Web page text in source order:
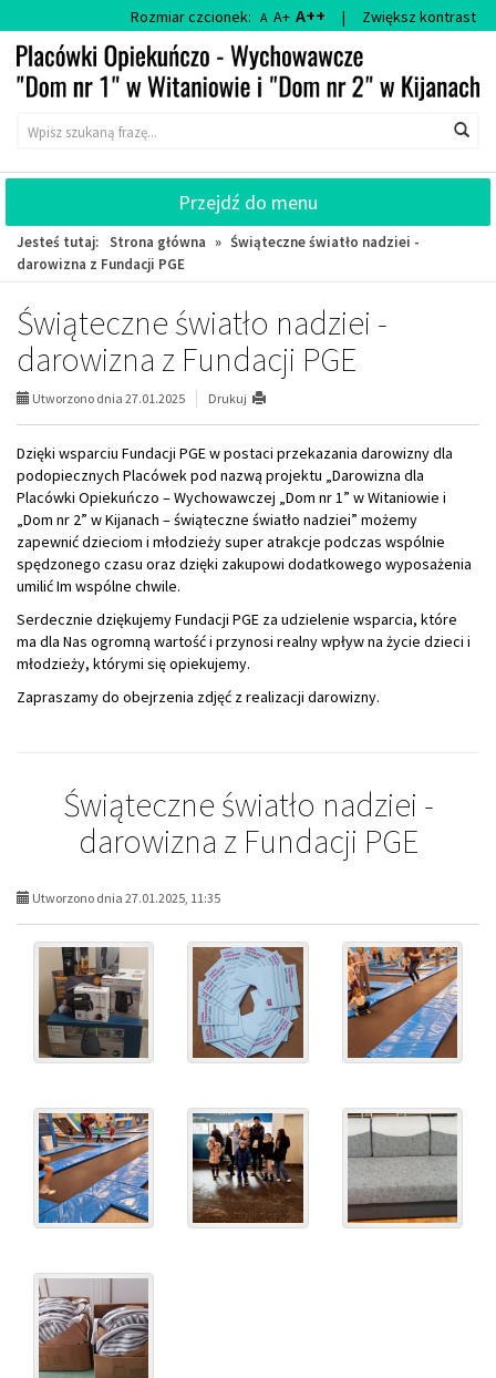
do
głównej
treści
do
wyszukiwarki
Rozmiar czcionek: A A+ A++ | Zwiększ kontrast
Wyszukiwarka
Przejdź do menu
Jesteś tutaj: Strona główna » Świąteczne światło nadziei -
darowizna z Fundacji PGE
Świąteczne światło nadziei -
darowizna z Fundacji PGE
Utworzono dnia 27.01.2025 Drukuj
Dzięki wsparciu Fundacji PGE w postaci przekazania darowizny dla
podopiecznych Placówek pod nazwą projektu „Darowizna dla
Placówki Opiekuńczo – Wychowawczej „Dom nr 1” w Witaniowie i
„Dom nr 2” w Kijanach – świąteczne światło nadziei” możemy
zapewnić dzieciom i młodzieży super atrakcje podczas wspólnie
spędzonego czasu oraz dzięki zakupowi dodatkowego wyposażenia
umilić Im wspólne chwile.
Serdecznie dziękujemy Fundacji PGE za udzielenie wsparcia, które
ma dla Nas ogromną wartość i przynosi realny wpływ na życie dzieci i
młodzieży, którymi się opiekujemy.
Zapraszamy do obejrzenia zdjęć z realizacji darowizny.
Świąteczne światło nadziei -
darowizna z Fundacji PGE
Utworzono dnia 27.01.2025, 11:35